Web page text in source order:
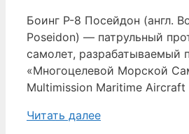
Боинг P-8 Посейдон (англ.
Poseidon) — патрульный
самолет, разрабатываемый
«Многоцелевой Морской
Multimission Maritime Aircraft
Читать далее